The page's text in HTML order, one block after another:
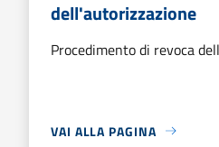
dell'autorizzazione
Procedimento di revoca
VAI ALLA PAGINA